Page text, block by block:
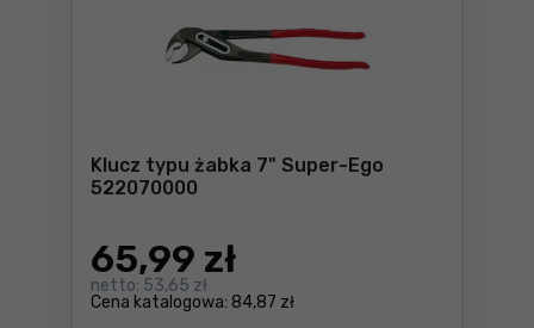
Klucz typu żabka 7" Super-Ego
522070000
Cena katalogowa: 84,87 zł
65,99 zł
netto: 53,65 zł